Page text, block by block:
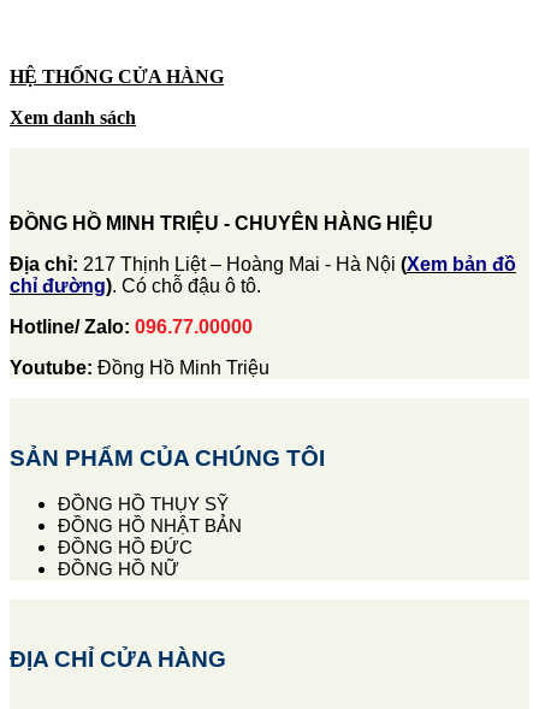
HỆ THỐNG CỬA HÀNG
Xem danh sách
ĐỒNG HỒ MINH TRIỆU - CHUYÊN HÀNG HIỆU
Địa chỉ: 217 Thịnh Liệt – Hoàng Mai - Hà Nội (Xem bản đồ
chỉ đường). Có chỗ đậu ô tô.
Hotline/ Zalo: 096.77.00000
Youtube: Đồng Hồ Minh Triệu
SẢN PHẨM CỦA CHÚNG TÔI
ĐỒNG HỒ THỤY SỸ
ĐỒNG HỒ NHẬT BẢN
ĐỒNG HỒ ĐỨC
ĐỒNG HỒ NỮ
ĐỊA CHỈ CỬA HÀNG